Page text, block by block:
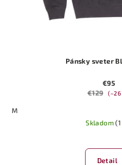
Pánsky sveter
€95
€129
(–26
M
Skladom
Detail